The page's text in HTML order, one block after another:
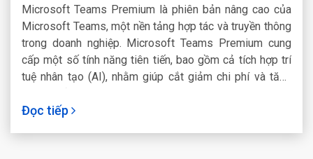
Microsoft Teams Premium là phiên bản nâng cao của
Microsoft Teams, một nền tảng hợp tác và truyền thông
trong doanh nghiệp. Microsoft Teams Premium cung
cấp một số tính năng tiên tiến, bao gồm cả tích hợp trí
tuệ nhân tạo (AI), nhằm giúp cắt giảm chi phí và tăng
Đọc tiếp